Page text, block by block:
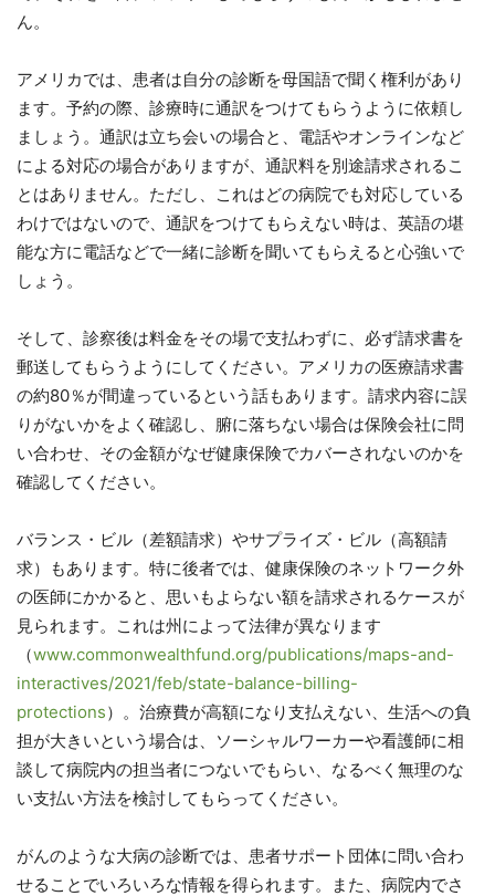
ん。
アメリカでは、患者は自分の診断を母国語で聞く権利があり
ます。予約の際、診療時に通訳をつけてもらうように依頼し
ましょう。通訳は立ち会いの場合と、電話やオンラインなど
による対応の場合がありますが、通訳料を別途請求されるこ
とはありません。ただし、これはどの病院でも対応している
わけではないので、通訳をつけてもらえない時は、英語の堪
能な方に電話などで一緒に診断を聞いてもらえると心強いで
しょう。
そして、診察後は料金をその場で支払わずに、必ず請求書を
郵送してもらうようにしてください。アメリカの医療請求書
の約80％が間違っているという話もあります。請求内容に誤
りがないかをよく確認し、腑に落ちない場合は保険会社に問
い合わせ、その金額がなぜ健康保険でカバーされないのかを
確認してください。
バランス・ビル（差額請求）やサプライズ・ビル（高額請
求）もあります。特に後者では、健康保険のネットワーク外
の医師にかかると、思いもよらない額を請求されるケースが
見られます。これは州によって法律が異なります
（www.commonwealthfund.org/publications/maps-and-
interactives/2021/feb/state-balance-billing-
protections） 。 治療費が高額になり支払えない、生活への負
担が大きいという場合は、ソーシャルワーカーや看護師に相
談して病院内の担当者につないでもらい、なるべく無理のな
い支払い方法を検討してもらってください。
がんのような大病の診断では、患者サポート団体に問い合わ
せることでいろいろな情報を得られます。また、病院内でさ